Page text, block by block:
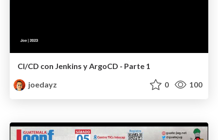
CI/CD con Jenkins y ArgoCD - Parte 1
joedayz
0 100